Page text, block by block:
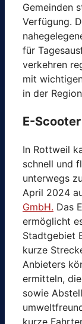
Gemeinden
Verfügung.
für
verkehren
mit
in der
E-
In Rottweil
schnell und
unterwegs
April 2024
GmbH. Das
ermöglicht
Stadtgebiet
kurze
Anbieters
ermitteln,
sowie